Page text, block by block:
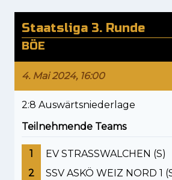
Staatsliga 3. Runde
BÖE
4. Mai 2024, 16:00
2:8 Auswärtsniederlage
Teilnehmende Teams
1
EV STRASSWALCHEN (S)
2
SSV ASKÖ WEIZ NORD 1